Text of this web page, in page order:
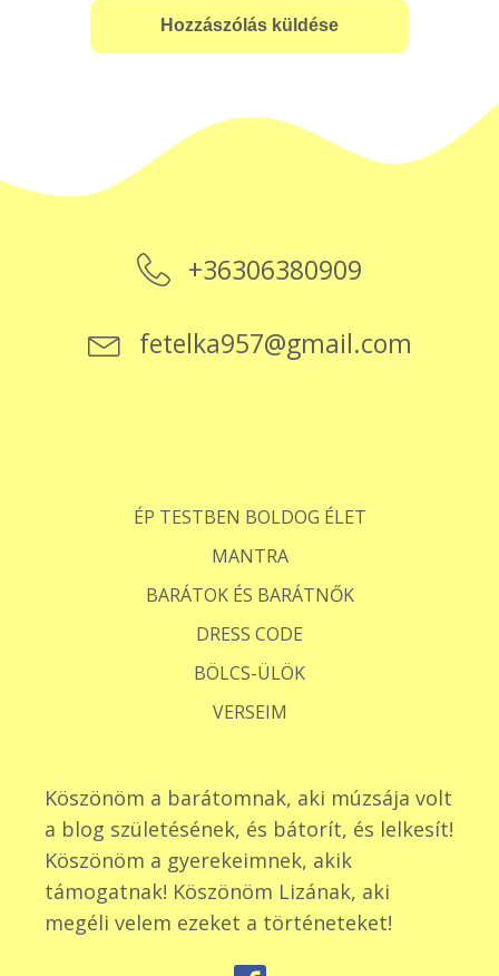
+36306380909
fetelka957@gmail.com
ÉP TESTBEN BOLDOG ÉLET
MANTRA
BARÁTOK ÉS BARÁTNŐK
DRESS CODE
BÖLCS-ÜLÖK
VERSEIM
Köszönöm a barátomnak, aki múzsája volt
a blog születésének, és bátorít, és lelkesít!
Köszönöm a gyerekeimnek, akik
támogatnak! Köszönöm Lizának, aki
megéli velem ezeket a történeteket!